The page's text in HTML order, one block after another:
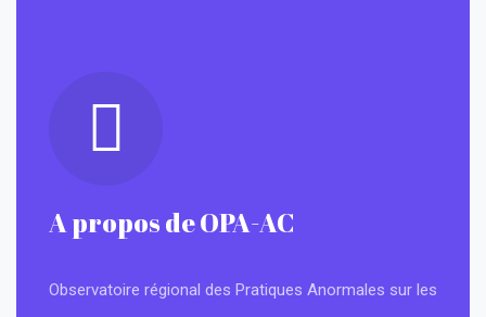
A propos de OPA-AC
Observatoire régional des Pratiques Anormales sur les